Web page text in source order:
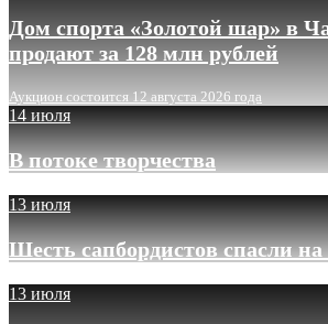
Дом спорта «Золотой шар» в
продают за 128 млн рублей
Аукцион состоится 12 августа 2026 года
14 июля
В потоке творчества
13 июля
Шесть сапбордистов спасли
13 июля